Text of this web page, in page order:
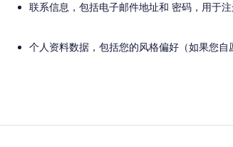
联系信息，包括电子邮件地址和 密码，用于
个人资料数据，包括您的风格偏好（如果您自